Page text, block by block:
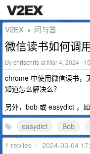
V2EX › 问与答
微信读书如何调
Bychrischrisat Mar 4, 2024 ·
chrome 中使用微信读书，
知道怎么解决么？
另外，bob 或 easydict ，
easydict
Bob
1 replies • 2024-03-04